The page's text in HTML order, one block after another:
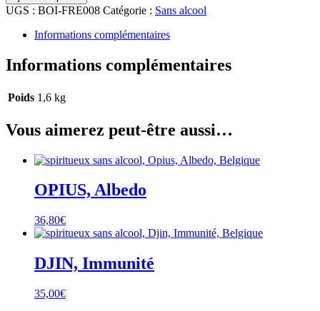
de
Nigredo
UGS : BOI-FRE008 Catégorie : Sans alcool
Informations complémentaires
Informations complémentaires
Poids 1,6 kg
Vous aimerez peut-être aussi…
OPIUS, Albedo
36,80€
DJIN, Immunité
35,00€